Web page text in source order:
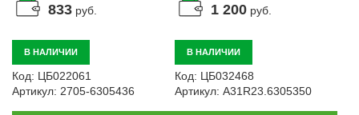
833 руб.
В НАЛИЧИИ
Код: ЦБ022061
Артикул: 2705-6305436
1 200 руб.
В НАЛИЧИИ
Код: ЦБ032468
Артикул: A31R23.6305350